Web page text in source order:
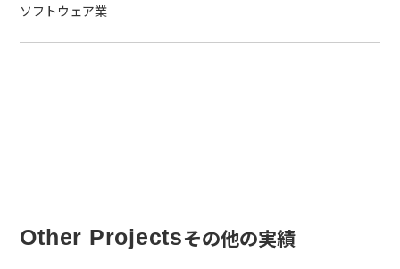
ソフトウェア業
Other Projectsその他の実績